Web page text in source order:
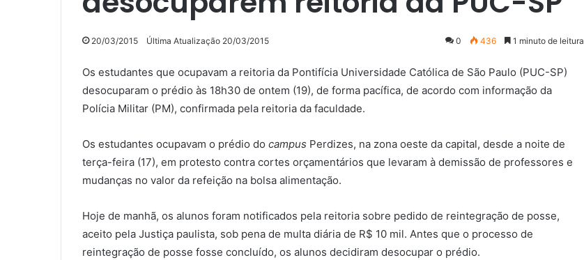
20/03/2015 Última Atualização 20/03/2015 0 436 1 minuto de leitura
Os estudantes que ocupavam a reitoria da Pontifícia Universidade Católica de São Paulo (PUC-SP)
desocuparam o prédio às 18h30 de ontem (19), de forma pacífica, de acordo com informação da
Polícia Militar (PM), confirmada pela reitoria da faculdade.
Os estudantes ocupavam o prédio do campus Perdizes, na zona oeste da capital, desde a noite de
terça-feira (17), em protesto contra cortes orçamentários que levaram à demissão de professores e
mudanças no valor da refeição na bolsa alimentação.
Hoje de manhã, os alunos foram notificados pela reitoria sobre pedido de reintegração de posse,
aceito pela Justiça paulista, sob pena de multa diária de R$ 10 mil. Antes que o processo de
reintegração de posse fosse concluído, os alunos decidiram desocupar o prédio.